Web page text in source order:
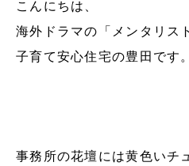
こんにちは、
海外ドラマの「メンタリス
子育て安心住宅の豊田です。
事務所の花壇には黄色いチ